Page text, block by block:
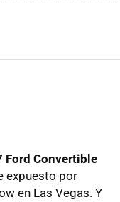
Ford Convertible
expuesto por
en Las Vegas. Y